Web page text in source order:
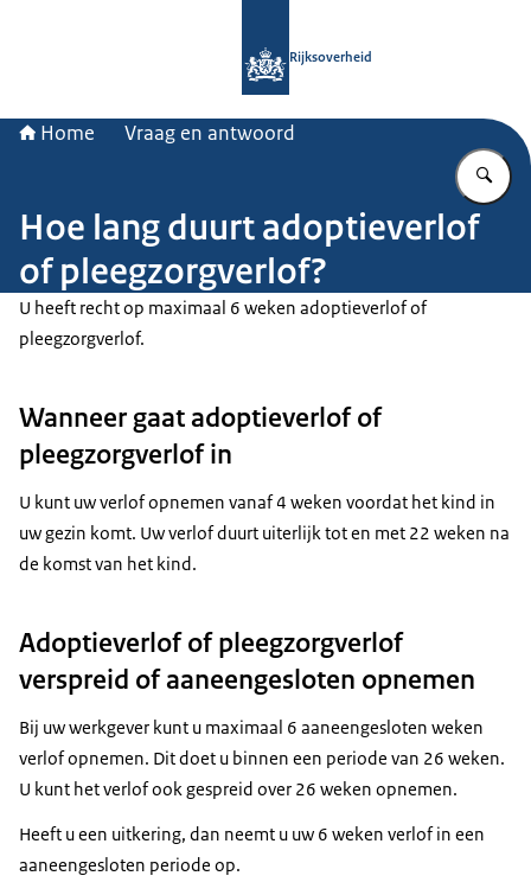
Rijksoverheid
Home Vraag en antwoord
Hoe lang duurt adoptieverlof
of pleegzorgverlof?
U heeft recht op maximaal 6 weken adoptieverlof of
pleegzorgverlof.
Wanneer gaat adoptieverlof of
pleegzorgverlof in
U kunt uw verlof opnemen vanaf 4 weken voordat het kind in
uw gezin komt. Uw verlof duurt uiterlijk tot en met 22 weken na
de komst van het kind.
Adoptieverlof of pleegzorgverlof
verspreid of aaneengesloten opnemen
Bij uw werkgever kunt u maximaal 6 aaneengesloten weken
verlof opnemen. Dit doet u binnen een periode van 26 weken.
U kunt het verlof ook gespreid over 26 weken opnemen.
Heeft u een uitkering, dan neemt u uw 6 weken verlof in een
aaneengesloten periode op.